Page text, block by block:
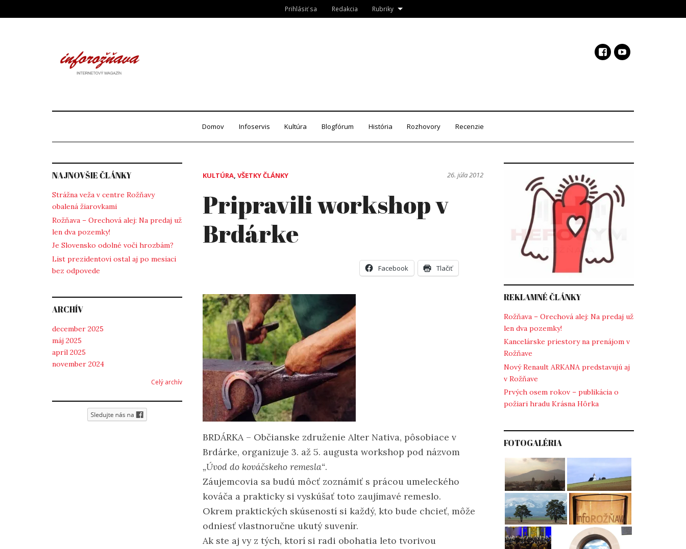
to
Prihlásiť sa Redakcia Rubriky
Domov Infoservis Kultúra Blogfórum História Rozhovory Recenzie
KULTÚRA, VŠETKY ČLÁNKY 26. júla 2012
Pripravili workshop v
Brdárke
Facebook Tlačiť
BRDÁRKA – Občianske združenie Alter Nativa, pôsobiace v
Brdárke, organizuje 3. až 5. augusta workshop pod názvom
„Úvod do kováčskeho remesla“.
Záujemcovia sa budú môcť zoznámiť s prácou umeleckého
kováča a prakticky si vyskúšať toto zaujímavé remeslo.
Okrem praktických skúseností si každý, kto bude chcieť, môže
odniesť vlastnoručne ukutý suvenír.
Ak ste aj vy z tých, ktorí si radi obohatia leto tvorivou
NAJNOVŠIE ČLÁNKY
Strážna veža v centre Rožňavy
obalená žiarovkami
Rožňava – Orechová alej: Na predaj už
len dva pozemky!
Je Slovensko odolné voči hrozbám?
List prezidentovi ostal aj po mesiaci
bez odpovede
ARCHÍV
december 2025
máj 2025
apríl 2025
november 2024
Celý archív
REKLAMNÉ ČLÁNKY
Rožňava – Orechová alej: Na predaj už
len dva pozemky!
Kancelárske priestory na prenájom v
Rožňave
Nový Renault ARKANA predstavujú aj
v Rožňave
Prvých osem rokov – publikácia o
požiari hradu Krásna Hôrka
FOTOGALÉRIA